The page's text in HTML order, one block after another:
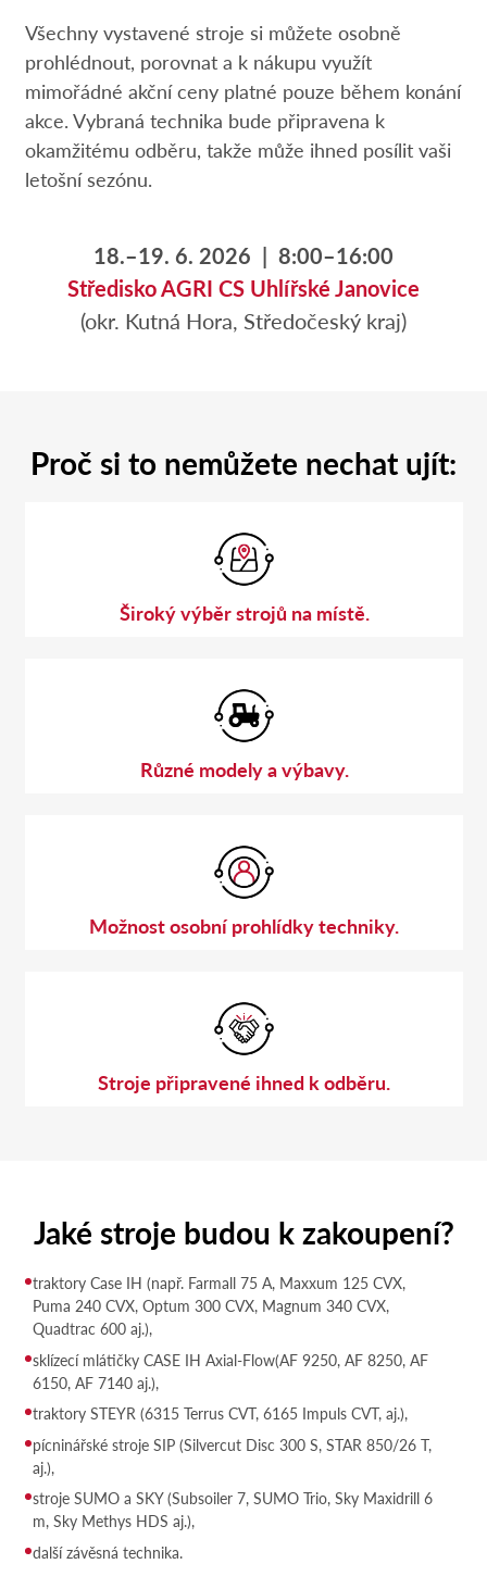
Všechny vystavené stroje si můžete osobně
prohlédnout, porovnat a k nákupu využít
mimořádné akční ceny platné pouze během konání
akce. Vybraná technika bude připravena k
okamžitému odběru, takže může ihned posílit vaši
letošní sezónu.
18.–19. 6. 2026 | 8:00–16:00
Středisko AGRI CS Uhlířské Janovice
(okr. Kutná Hora, Středočeský kraj)
Proč si to nemůžete nechat ujít:
Široký výběr strojů na místě.
Různé modely a výbavy.
Možnost osobní prohlídky techniky.
Stroje připravené ihned k odběru.
Jaké stroje budou k zakoupení?
traktory Case IH (např. Farmall 75 A, Maxxum 125 CVX,
Puma 240 CVX, Optum 300 CVX, Magnum 340 CVX,
Quadtrac 600 aj.),
sklízecí mlátičky CASE IH Axial-Flow(AF 9250, AF 8250, AF
6150, AF 7140 aj.),
traktory STEYR (6315 Terrus CVT, 6165 Impuls CVT, aj.),
pícninářské stroje SIP (Silvercut Disc 300 S, STAR 850/26 T,
aj.),
stroje SUMO a SKY (Subsoiler 7, SUMO Trio, Sky Maxidrill 6
m, Sky Methys HDS aj.),
další závěsná technika.